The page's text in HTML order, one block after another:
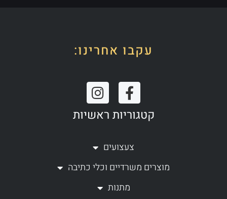
עקבו אחרינו:
F
a
c
b
o
o
k
I
n
s
a
r
a
קטגוריות ראשיות
צעצועים
מוצרים משרדיים וכלי כתיבה
מתנות